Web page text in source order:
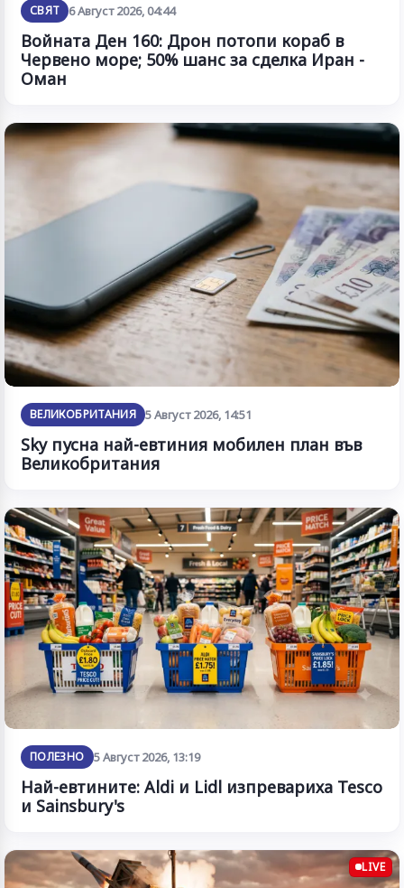
СВЯТ 6 Август 2026, 04:44
Войната Ден 160: Дрон потопи кораб в
Червено море; 50% шанс за сделка Иран -
Оман
ВЕЛИКОБРИТАНИЯ 5 Август 2026, 14:51
Sky пусна най-евтиния мобилен план във
Великобритания
ПОЛЕЗНО 5 Август 2026, 13:19
Най-евтините: Aldi и Lidl изпревариха Tesco
и Sainsbury's
LIVE